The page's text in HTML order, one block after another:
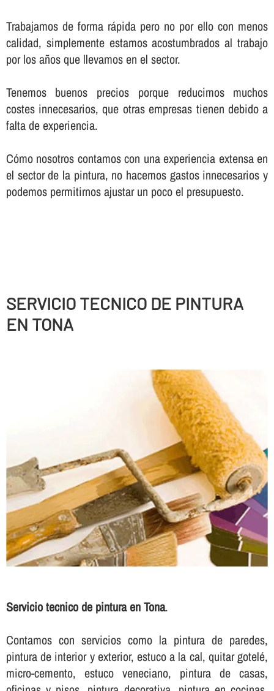
Trabajamos de forma rápida pero no por ello con menos
calidad, simplemente estamos acostumbrados al trabajo
por los años que llevamos en el sector.
Tenemos buenos precios porque reducimos muchos
costes innecesarios, que otras empresas tienen debido a
falta de experiencia.
Cómo nosotros contamos con una experiencia extensa en
el sector de la pintura, no hacemos gastos innecesarios y
podemos permitirnos ajustar un poco el presupuesto.
SERVICIO TECNICO DE PINTURA
EN TONA
Servicio tecnico de pintura en Tona.
Contamos con servicios como la pintura de paredes,
pintura de interior y exterior, estuco a la cal, quitar gotelé,
micro-cemento, estuco veneciano, pintura de casas,